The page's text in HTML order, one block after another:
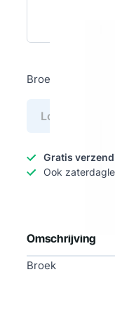
Broek
Log in voor
Gratis
Ook
Omschrijving
Broek